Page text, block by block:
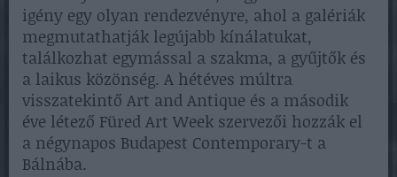
igény egy olyan rendezvényre, ahol a galériák
megmutathatják legújabb kínálatukat,
találkozhat egymással a szakma, a gyűjtők és
a laikus közönség. A hétéves múltra
visszatekintő Art and Antique és a második
éve létező Füred Art Week szervezői hozzák el
a négynapos Budapest Contemporary-t a
Bálnába.